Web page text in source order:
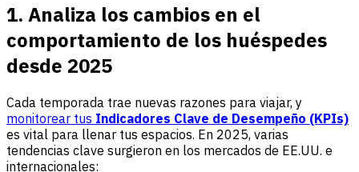
1. Analiza los cambios en el
comportamiento de los huéspedes
desde 2025
Cada temporada trae nuevas razones para viajar, y
monitorear tus Indicadores Clave de Desempeño (KPIs)
es vital para llenar tus espacios. En 2025, varias
tendencias clave surgieron en los mercados de EE.UU. e
internacionales: